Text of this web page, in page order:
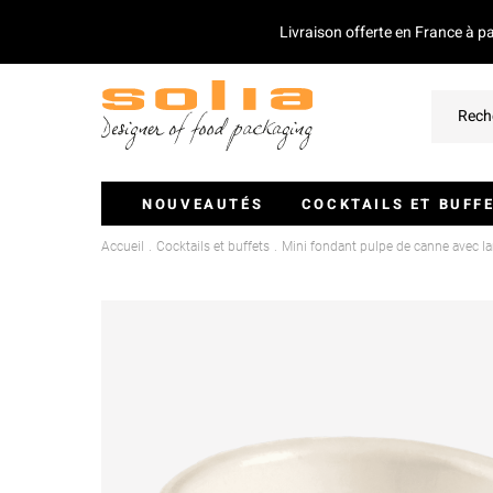
Livraison offerte en France à
NOUVEAUTÉS COCKTAILS ET
Verrines Et Monoportions
Piques Et Mini Couverts
Accueil Cocktails et buffets Mini fondant pulpe de canne avec